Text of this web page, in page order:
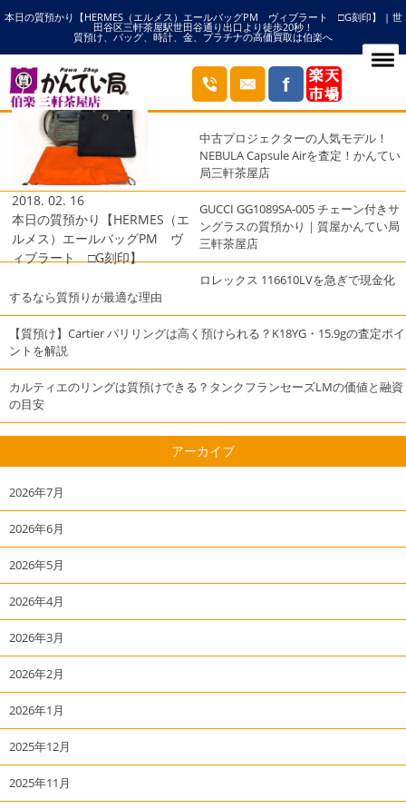
本日の質預かり【HERMES（エルメス）エールバッグPM ヴィブラート □G刻印】 | 世
田谷区三軒茶屋駅世田谷通り出口より徒歩20秒！
質預け、バッグ、時計、金、プラチナの高価買取は伯楽へ
HOME エールバッグPMの記事一覧
ブログ
2018. 02. 16
本日の質預かり【HERMES（エ
ルメス）エールバッグPM ヴ
ィブラート □G刻印】
最近の投稿
中古プロジェクターの人気モデル！
NEBULA Capsule Airを査定！かんてい
局三軒茶屋店
GUCCI GG1089SA-005 チェーン付きサ
ングラスの質預かり｜質屋かんてい局
三軒茶屋店
ロレックス 116610LVを急ぎで現金化
するなら質預りが最適な理由
【質預け】Cartier パリリングは高く預けられる？K18YG・15.9gの査定ポイ
ントを解説
カルティエのリングは質預けできる？タンクフランセーズLMの価値と融資
の目安
アーカイブ
2026年7月
2026年6月
2026年5月
2026年4月
2026年3月
2026年2月
2026年1月
2025年12月
2025年11月